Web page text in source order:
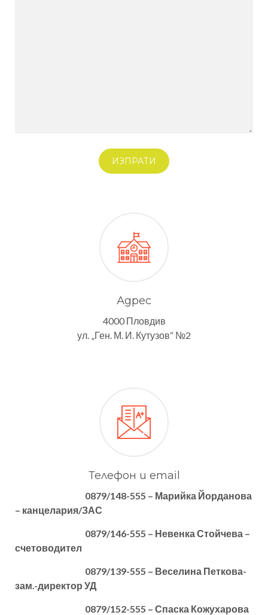
ИЗПРАТИ
Адрес
4000 Пловдив
ул. „Ген. М. И. Кутузов“ №2
Телефон и email
0879/148-555 – Марийка Йорданова
– канцелария/ЗАС
0879/146-555 – Невенка Стойчева –
счетоводител
0879/139-555 – Веселина Петкова-
зам.-директор УД
0879/152-555 – Спаска Кожухарова